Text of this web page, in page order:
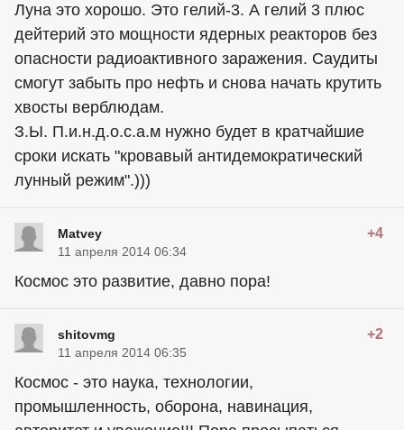
Луна это хорошо. Это гелий-3. А гелий 3 плюс
дейтерий это мощности ядерных реакторов без
опасности радиоактивного заражения. Саудиты
смогут забыть про нефть и снова начать крутить
хвосты верблюдам.
З.Ы. П.и.н.д.о.с.а.м нужно будет в кратчайшие
сроки искать "кровавый антидемократический
лунный режим".)))
Matvey +4
11 апреля 2014 06:34
Космос это развитие, давно пора!
shitovmg +2
11 апреля 2014 06:35
Космос - это наука, технологии,
промышленность, оборона, навинация,